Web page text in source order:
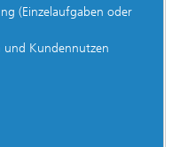
(Einzelaufgaben oder
und Kundennutzen